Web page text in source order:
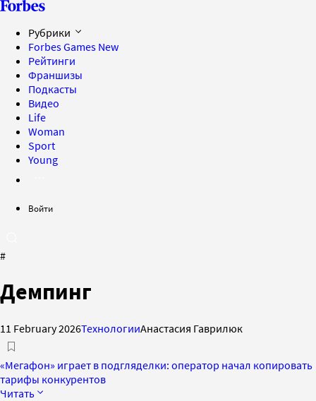
Рубрики
Forbes Games New
Рейтинги
Франшизы
Подкасты
Видео
Life
Woman
Sport
Young
Войти
#
Демпинг
11 February 2026ТехнологииАнастасия Гаврилюк
«Мегафон» играет в подгляделки: оператор начал копировать
тарифы конкурентов
Читать